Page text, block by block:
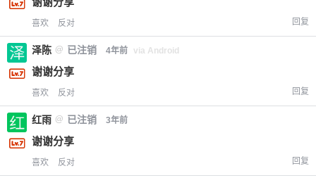
喜欢 反对 回复
泽陈 @ 已注销 4年前 via Android
谢谢分享
喜欢 反对 回复
红雨 @ 已注销 3年前
谢谢分享
喜欢 反对 回复
限。
忘记密码？